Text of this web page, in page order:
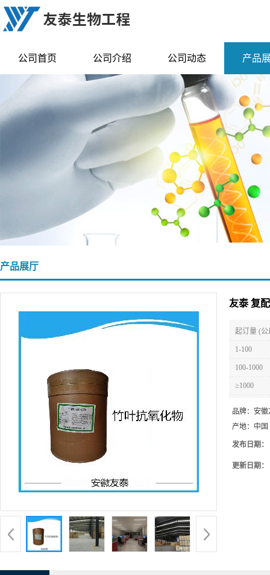
公司首页 公司介绍 公司动态 产品
产品展厅
友泰 复
起订量 (公
1-100
100-1000
≥1000
品牌： 安徽
产地： 中国
发布日期：
更新日期：